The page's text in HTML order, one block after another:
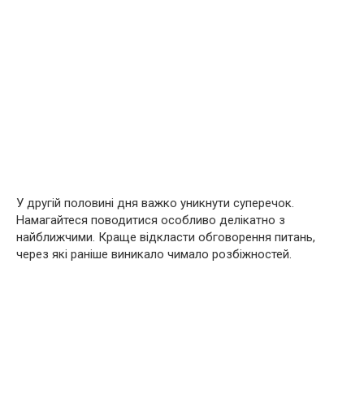
У другій половині дня важко уникнути суперечок.
Намагайтеся поводитися особливо делікатно з
найближчими. Краще відкласти обговорення питань,
через які раніше виникало чимало розбіжностей.